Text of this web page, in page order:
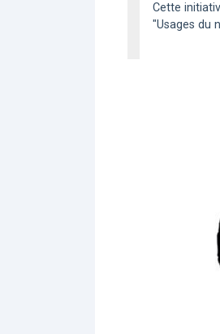
Cette
"Usages du